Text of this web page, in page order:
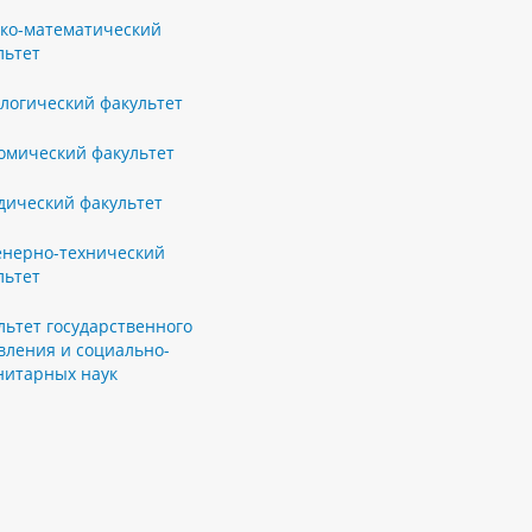
математический
факультет
факультет
факультет
технический
государственного
и социально-
наук